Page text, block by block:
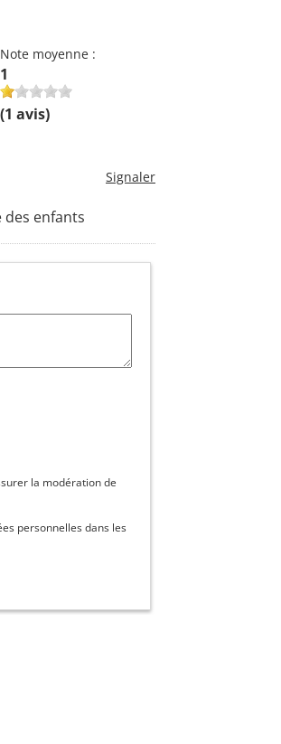
Note moyenne :
1
(1 avis)
Signaler
des enfants
la modération de
personnelles dans les